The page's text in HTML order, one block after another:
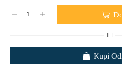
ILI
Kupi
Alternative: